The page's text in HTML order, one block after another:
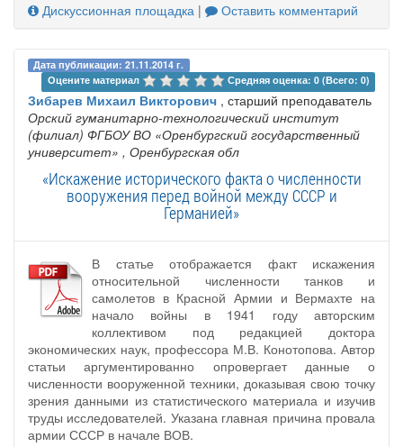
Дискуссионная площадка | Оставить комментарий
Дата публикации: 21.11.2014 г.
Оцените материал
Средняя оценка: 0 (Всего: 0)
Зибарев Михаил Викторович , старший преподаватель
Орский гуманитарно-технологический институт
(филиал) ФГБОУ ВО «Оренбургский государственный
университет» , Оренбургская обл
«Искажение исторического факта о численности
вооружения перед войной между СССР и
Германией»
В статье отображается факт искажения
относительной численности танков и
самолетов в Красной Армии и Вермахте на
начало войны в 1941 году авторским
коллективом под редакцией доктора
экономических наук, профессора М.В. Конотопова. Автор
статьи аргументированно опровергает данные о
численности вооруженной техники, доказывая свою точку
зрения данными из статистического материала и изучив
труды исследователей. Указана главная причина провала
армии СССР в начале ВОВ.